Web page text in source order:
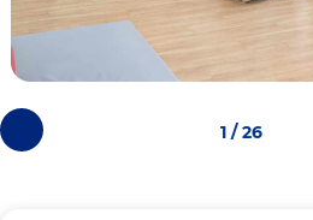
Photos
précédentes
1 / 26